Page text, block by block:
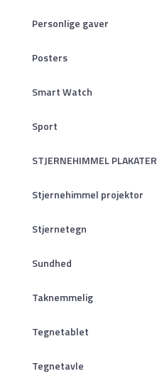
Personlige gaver
Posters
Smart Watch
Sport
STJERNEHIMMEL PLAKATER
Stjernehimmel projektor
Stjernetegn
Sundhed
Taknemmelig
Tegnetablet
Tegnetavle